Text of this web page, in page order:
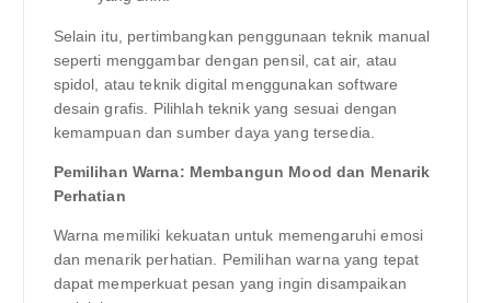
Selain itu, pertimbangkan penggunaan teknik manual
seperti menggambar dengan pensil, cat air, atau
spidol, atau teknik digital menggunakan software
desain grafis. Pilihlah teknik yang sesuai dengan
kemampuan dan sumber daya yang tersedia.
Pemilihan Warna: Membangun Mood dan Menarik
Perhatian
Warna memiliki kekuatan untuk memengaruhi emosi
dan menarik perhatian. Pemilihan warna yang tepat
dapat memperkuat pesan yang ingin disampaikan